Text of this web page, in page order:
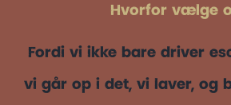
Hvorfor vælge
Fordi vi ikke bare driver
vi går op i det, vi laver, og